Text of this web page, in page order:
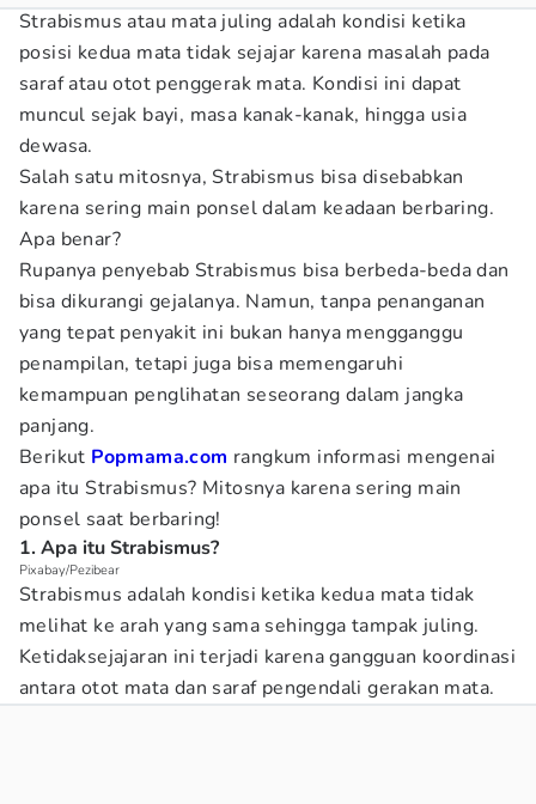
Strabismus atau mata juling adalah kondisi ketika
posisi kedua mata tidak sejajar karena masalah pada
saraf atau otot penggerak mata. Kondisi ini dapat
muncul sejak bayi, masa kanak-kanak, hingga usia
dewasa.
Salah satu mitosnya, Strabismus bisa disebabkan
karena sering main ponsel dalam keadaan berbaring.
Apa benar?
Rupanya penyebab Strabismus bisa berbeda-beda dan
bisa dikurangi gejalanya. Namun, tanpa penanganan
yang tepat penyakit ini bukan hanya mengganggu
penampilan, tetapi juga bisa memengaruhi
kemampuan penglihatan seseorang dalam jangka
panjang.
Berikut Popmama.com rangkum informasi mengenai
apa itu Strabismus? Mitosnya karena sering main
ponsel saat berbaring!
1. Apa itu Strabismus?
Pixabay/Pezibear
Strabismus adalah kondisi ketika kedua mata tidak
melihat ke arah yang sama sehingga tampak juling.
Ketidaksejajaran ini terjadi karena gangguan koordinasi
antara otot mata dan saraf pengendali gerakan mata.